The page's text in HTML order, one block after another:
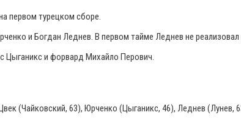
первом турецком сборе.
и Богдан Леднев. В первом тайме Леднев не реализовал
Цыганикс и форвард Михайло Перович.
(Чайковский, 63), Юрченко (Цыганикс, 46), Леднев (Лунев,